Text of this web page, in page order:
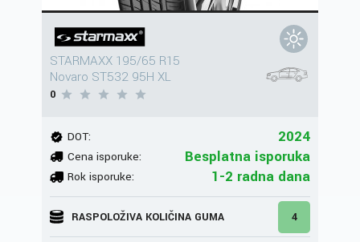
STARMAXX 195/65 R15
Novaro ST532 95H XL
0
DOT: 2024
Cena isporuke: Besplatna isporuka
Rok isporuke: 1-2 radna dana
RASPOLOŽIVA KOLIČINA GUMA 4